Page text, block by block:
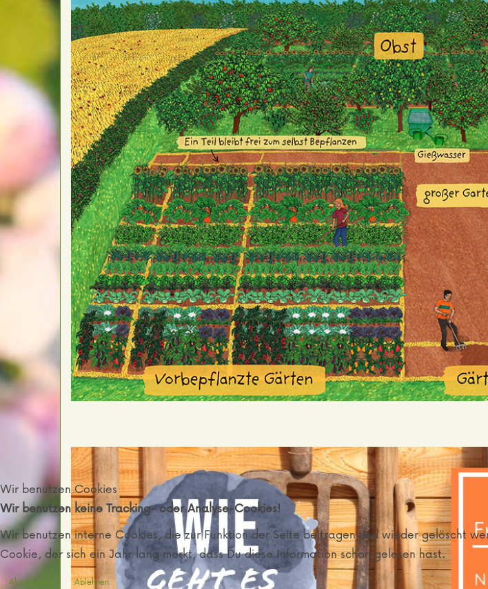
Wir benutzen Cookies
Wir benutzen keine Tracking- oder Analyse-Cookies!
Wir benutzen interne Cookies, die zur Funktion der Seite beitragen und wieder gelöscht
Cookie, der sich ein Jahr lang merkt, dass Du diese Information schon gelesen hast.
Akzeptieren Ablehnen